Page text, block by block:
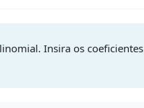
Insira os coeficientes